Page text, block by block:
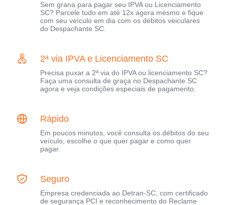
Sem grana para pagar seu IPVA ou Licenciamento
SC? Parcele tudo em até 12x agora mesmo e fique
com seu veículo em dia com os débitos veiculares
do Despachante SC.
2ª via IPVA e Licenciamento SC
Precisa puxar a 2ª via do IPVA ou licenciamento SC?
Faça uma consulta de graça no Despachante SC
agora e veja condições especiais de pagamento.
Rápido
Em poucos minutos, você consulta os débitos do seu
veículo, escolhe o que quer pagar e como quer
pagar.
Seguro
Empresa credenciada ao Detran-SC, com certificado
de segurança PCI e reconhecimento do Reclame